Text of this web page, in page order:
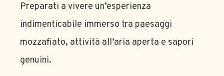
Preparati a vivere un’esperienza
indimenticabile immerso tra paesaggi
mozzafiato, attività all’aria aperta e sapori
genuini.